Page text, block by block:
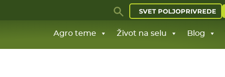
SVET POLJOPRIVREDE
Agro teme Život na selu Blog